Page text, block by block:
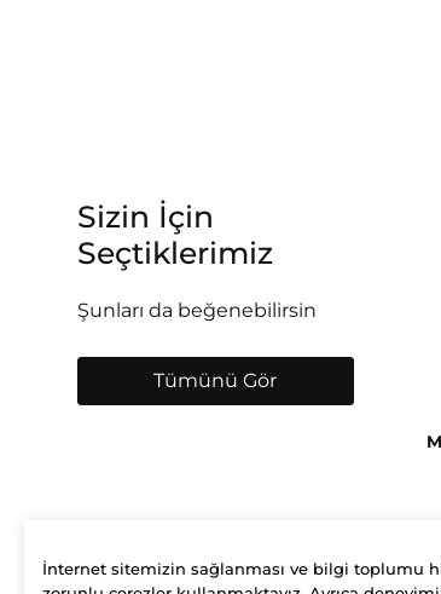
Sizin İçin
Seçtiklerimiz
Şunları da beğenebilirsin
Tümünü Gör
İnternet sitemizin sağlanması ve bilgi toplumu